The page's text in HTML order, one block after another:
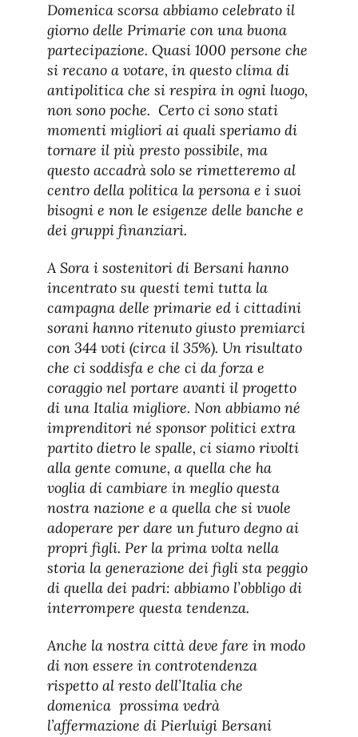
Domenica scorsa abbiamo celebrato il
giorno delle Primarie con una buona
partecipazione. Quasi 1000 persone che
si recano a votare, in questo clima di
antipolitica che si respira in ogni luogo,
non sono poche. Certo ci sono stati
momenti migliori ai quali speriamo di
tornare il più presto possibile, ma
questo accadrà solo se rimetteremo al
centro della politica la persona e i suoi
bisogni e non le esigenze delle banche e
dei gruppi finanziari.
A Sora i sostenitori di Bersani hanno
incentrato su questi temi tutta la
campagna delle primarie ed i cittadini
sorani hanno ritenuto giusto premiarci
con 344 voti (circa il 35%). Un risultato
che ci soddisfa e che ci da forza e
coraggio nel portare avanti il progetto
di una Italia migliore. Non abbiamo né
imprenditori né sponsor politici extra
partito dietro le spalle, ci siamo rivolti
alla gente comune, a quella che ha
voglia di cambiare in meglio questa
nostra nazione e a quella che si vuole
adoperare per dare un futuro degno ai
propri figli. Per la prima volta nella
storia la generazione dei figli sta peggio
di quella dei padri: abbiamo l’obbligo di
interrompere questa tendenza.
Anche la nostra città deve fare in modo
di non essere in controtendenza
rispetto al resto dell’Italia che
domenica prossima vedrà
l’affermazione di Pierluigi Bersani